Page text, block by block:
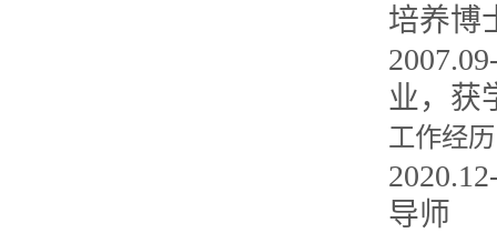
培养博
业，获
工作经
导师